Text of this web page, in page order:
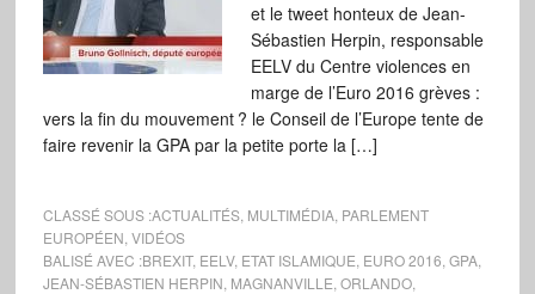
et le tweet honteux de Jean-
Sébastien Herpin, responsable
EELV du Centre violences en
marge de l’Euro 2016 grèves :
vers la fin du mouvement ? le Conseil de l’Europe tente de
faire revenir la GPA par la petite porte la […]
CLASSÉ SOUS :ACTUALITÉS, MULTIMÉDIA, PARLEMENT
EUROPÉEN VIDÉOS
BALISÉ AVEC :BREXIT, EELV, ETAT ISLAMIQUE EURO 2016 GPA,
JEAN-SÉBASTIEN HERPIN MAGNANVILLE ORLANDO,